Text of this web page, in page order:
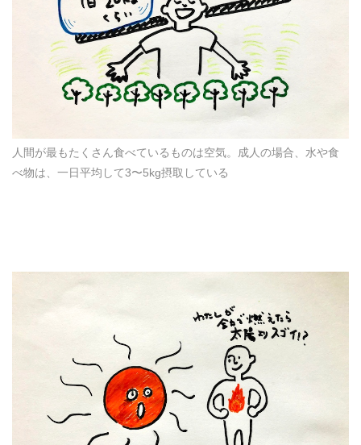
人間が最もたくさん食べているものは空気。成人の場合、水や食
べ物は、一日平均して3〜5kg摂取している